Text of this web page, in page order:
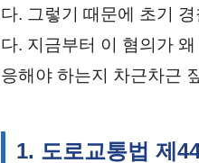
다. 그렇기 때문에 초기
다. 지금부터 이 혐의가
응해야 하는지 차근차근
1. 도로교통법 제